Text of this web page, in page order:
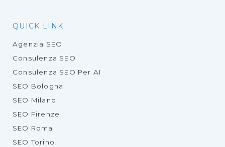
QUICK LINK
Agenzia SEO
Consulenza SEO
Consulenza SEO Per AI
SEO Bologna
SEO Milano
SEO Firenze
SEO Roma
SEO Torino